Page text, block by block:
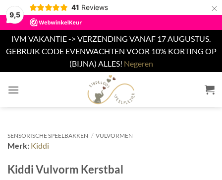
9,5
41 Reviews ×
IVM VAKANTIE -> VERZENDING VANAF 17 AUGUSTUS.
GEBRUIK CODE EVENWACHTEN VOOR 10% KORTING OP
(BIJNA) ALLES! Negeren
naar
SENSORISCHE SPEELBAKKEN / VULVORMEN
Merk: Kiddi
Kiddi Vulvorm Kerstbal